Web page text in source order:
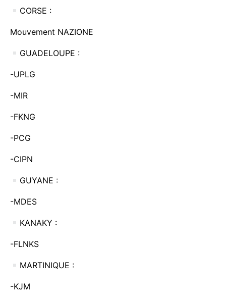
CORSE :
Mouvement NAZIONE
GUADELOUPE :
-UPLG
-MIR
-FKNG
-PCG
-CIPN
GUYANE :
-MDES
KANAKY :
-FLNKS
MARTINIQUE :
-KJM